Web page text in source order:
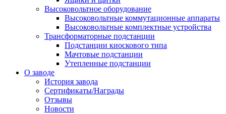
Высоковольтное оборудование
Высоковольтные коммутационные аппараты
Высоковольтные комплектные устройства
Трансформаторные подстанции
Подстанции киоскового типа
Мачтовые подстанции
Утепленные подстанции
О заводе
История завода
Сертификаты/Награды
Отзывы
Новости